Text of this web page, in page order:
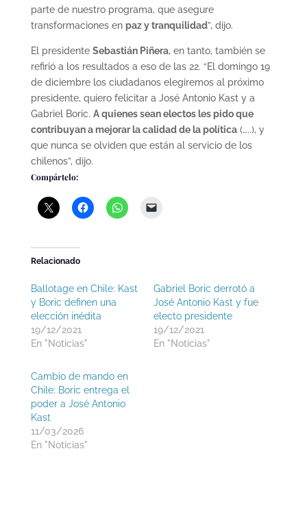
parte de nuestro programa, que asegure
transformaciones en paz y tranquilidad”, dijo.
El presidente Sebastián Piñera, en tanto, también se
refirió a los resultados a eso de las 22. “El domingo 19
de diciembre los ciudadanos elegiremos al próximo
presidente, quiero felicitar a José Antonio Kast y a
Gabriel Boric. A quienes sean electos les pido que
contribuyan a mejorar la calidad de la política(…..), y
que nunca se olviden que están al servicio de los
chilenos”, dijo.
Compártelo:
Relacionado
Ballotage en Chile: Kast
y Boric definen una
elección inédita
19/12/2021
En "Noticias"
Gabriel Boric derrotó a
José Antonio Kast y fue
electo presidente
19/12/2021
En "Noticias"
Cambio de mando en
Chile: Boric entrega el
poder a José Antonio
Kast
11/03/2026
En "Noticias"